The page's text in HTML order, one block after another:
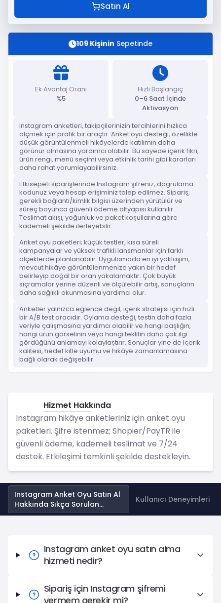
Satın Al
109 Kişinin Sepetinde
Ek Avantaj Oranı
%5
Hızlı Başlangıç
0–6 Saat İçinde
Aktivasyon
Instagram anketleri, takipçilerinizin tercihlerini hızlıca
ölçmek için pratik bir araçtır. Anket oyu desteği, özellikle
düşük görüntülenmeli hikâyelerde katılımın daha
görünür olmasına yardımcı olabilir. Bu sayede içerik fikri,
ürün rengi, menü seçimi veya etkinlik tarihi gibi kararları
daha rahat yorumlayabilirsiniz.
Etkisepeti siparişlerinde Instagram şifreniz, doğrulama
kodunuz veya hesap erişiminiz talep edilmez. Sipariş,
gerekli bağlantı/kimlik bilgisi üzerinden yürütülür ve
süreç boyunca güvenli ödeme altyapısı kullanılır.
Teslimat akışı, yoğunluk ve paket koşullarına göre
kademeli şekilde ilerleyebilir.
Anket oyu paketleri; küçük testler, kısa süreli
kampanyalar ve yüksek trafikli lansmanlar için farklı
ölçeklerde planlanabilir. Uygulamada en iyi yaklaşım,
mevcut hikâye görüntülenmenize yakın bir hedef
belirleyip doğal bir oran yakalamaktır. Çok büyük
sıçramalar yerine düzenli ve ölçülebilir artış, sonuçların
daha sağlıklı okunmasına yardımcı olur.
Anketler yalnızca eğlence değil; içerik stratejisi için hızlı
bir A/B test aracıdır. Oylama desteği, testin daha fazla
veriyle çalışmasına yardımcı olabilir ve hangi başlığın,
hangi ürün görselinin veya hangi teklifin daha çok ilgi
gördüğünü anlamayı kolaylaştırır. Sonuçlar yine de içerik
kalitesi, hedef kitle uyumu ve hikâye zamanlamasına
bağlı olarak değişebilir.
Hizmet Hakkında
Instagram hikâye anketleriniz için anket oyu
paketleri. Şifre istenmez; Shopier/PayTR ile
güvenli ödeme, kademeli teslimat ve 7/24
destek. Etkileşimi temkinli şekilde destekleyin.
Instagram Anket Oyu Satın Al
Hakkında Sıkça Sorulan
Sorular
Kullanıcı Deneyimleri
Instagram anket oyu satın alma
hizmeti nedir?
Sipariş için Instagram şifremi
vermem gerekir mi?